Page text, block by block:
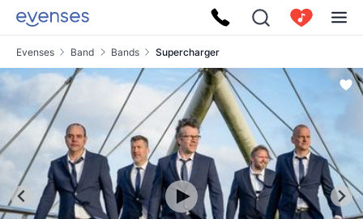
Evenses Band Bands Supercharger